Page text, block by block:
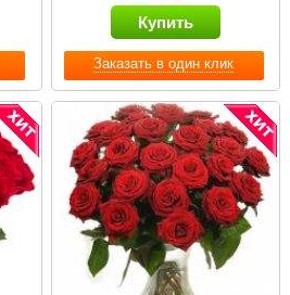
Заказать в один клик
Купить